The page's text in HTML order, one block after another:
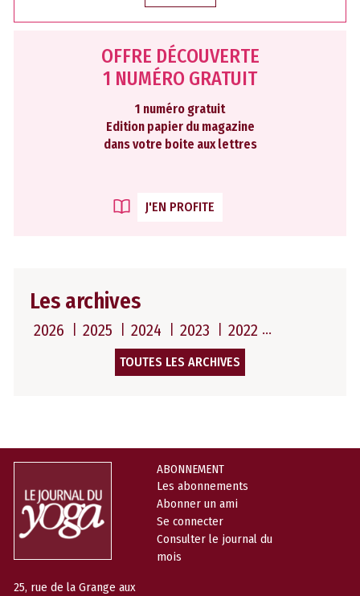
OFFRE DÉCOUVERTE
1 NUMÉRO GRATUIT
1 numéro gratuit
Edition papier du magazine
dans votre boite aux lettres
J'EN PROFITE
Les archives
2026 2025 2024 2023 2022
TOUTES LES ARCHIVES
25, rue de la Grange aux
ABONNEMENT
Les abonnements
Abonner un ami
Se connecter
Consulter le journal du
mois